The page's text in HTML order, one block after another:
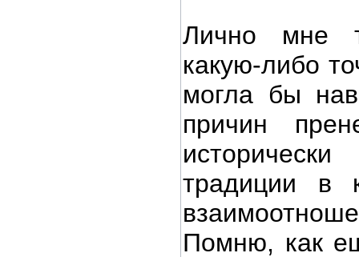
Лично мне
какую-либо
могла бы
причин
традиции в
Помню, как